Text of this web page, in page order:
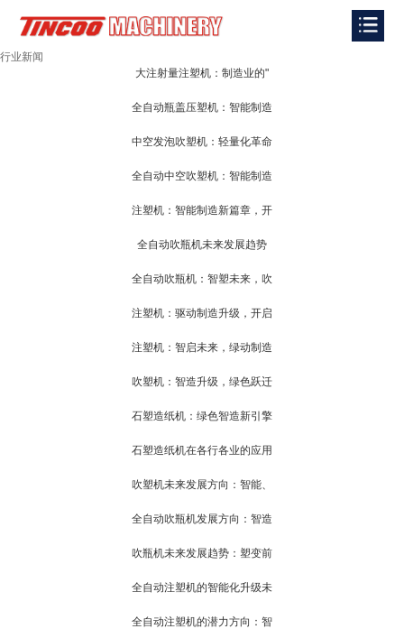
行业新闻
大注射量注塑机：制造业的"
全自动瓶盖压塑机：智能制造
中空发泡吹塑机：轻量化革命
全自动中空吹塑机：智能制造
注塑机：智能制造新篇章，开
全自动吹瓶机未来发展趋势
全自动吹瓶机：智塑未来，吹
注塑机：驱动制造升级，开启
注塑机：智启未来，绿动制造
吹塑机：智造升级，绿色跃迁
石塑造纸机：绿色智造新引擎
石塑造纸机在各行各业的应用
吹塑机未来发展方向：智能、
全自动吹瓶机发展方向：智造
吹瓶机未来发展趋势：塑变前
全自动注塑机的智能化升级未
全自动注塑机的潜力方向：智